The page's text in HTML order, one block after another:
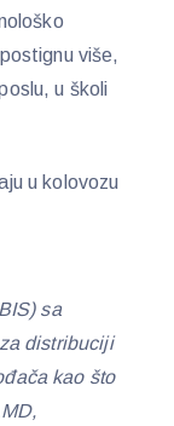
više,
u školi
u kolovozu
sa
distribuciji
kao što